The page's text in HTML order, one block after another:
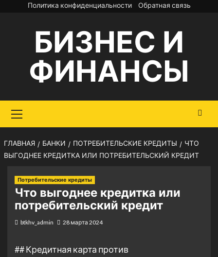
Перейти
содержимому
Политика конфиденциальности Обратная связь
БИЗНЕС И
ФИНАНСЫ
меню
ГЛАВНАЯ БАНКИ ПОТРЕБИТЕЛЬСКИЕ КРЕДИТЫ
ЧТО
ВЫГОДНЕЕ КРЕДИТКА ИЛИ ПОТРЕБИТЕЛЬСКИЙ КРЕДИТ
Потребительские кредиты
Что выгоднее кредитка или
потребительский кредит
btkhv_admin 28 марта 2024
## Кредитная карта против